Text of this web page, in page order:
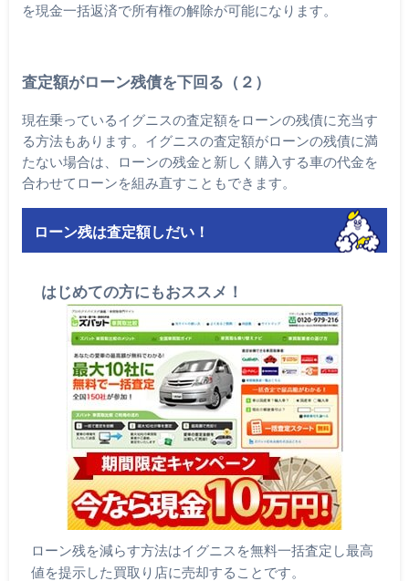
を現金一括返済で所有権の解除が可能になります。
査定額がローン残債を下回る（２）
現在乗っているイグニスの査定額をローンの残債に充当す
る方法もあります。イグニスの査定額がローンの残債に満
たない場合は、ローンの残金と新しく購入する車の代金を
合わせてローンを組み直すこともできます。
ローン残は査定額しだい！
はじめての方にもおススメ！
ローン残を減らす方法はイグニスを無料一括査定し最高
値を提示した買取り店に売却することです。